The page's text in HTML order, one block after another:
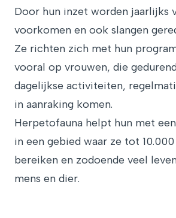
Door hun inzet worden jaarlijks
voorkomen en ook slangen
Ze richten zich met hun
vooral op vrouwen, die
dagelijkse activiteiten,
in aanraking komen.
Herpetofauna helpt hun met
in een gebied waar ze tot
bereiken en zodoende veel
mens en dier.